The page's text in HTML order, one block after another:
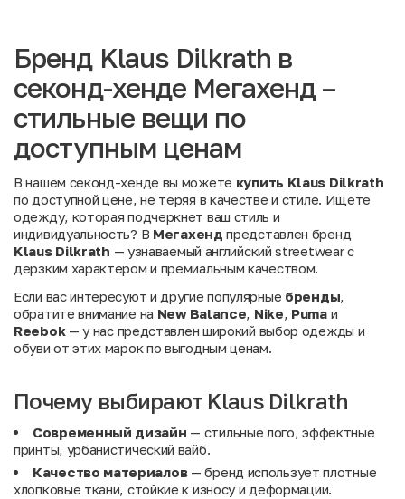
Бренд Klaus Dilkrath в
секонд-хенде Мегахенд –
стильные вещи по
доступным ценам
В нашем секонд-хенде вы можете купить Klaus Dilkrath
по доступной цене, не теряя в качестве и стиле. Ищете
одежду, которая подчеркнет ваш стиль и
индивидуальность? В Мегахенд представлен бренд
Klaus Dilkrath — узнаваемый английский streetwear с
дерзким характером и премиальным качеством.
Если вас интересуют и другие популярные бренды,
обратите внимание на New Balance, Nike, Pumaи
Reebok— у нас представлен широкий выбор одежды и
обуви от этих марок по выгодным ценам.
Почему выбирают Klaus Dilkrath
Современный дизайн — стильные лого, эффектные
принты, урбанистический вайб.
Качество материалов— бренд использует плотные
хлопковые ткани, стойкие к износу и деформации.